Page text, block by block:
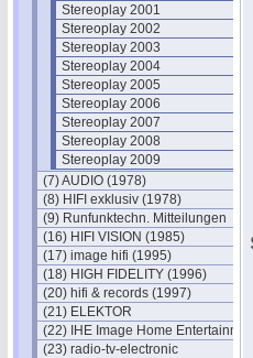
Stereoplay 2001
Stereoplay 2002
Stereoplay 2003
Stereoplay 2004
Stereoplay 2005
Stereoplay 2006
Stereoplay 2007
Stereoplay 2008
Stereoplay 2009
(7) AUDIO (1978)
(8) HIFI exklusiv (1978)
(9) Runfunktechn. Mitteilungen
(16) HIFI VISION (1985)
(17) image hifi (1995)
(18) HIGH FIDELITY (1996)
(20) hifi & records (1997)
(21) ELEKTOR
(22) IHE Image Home Entertainment
(23) radio-tv-electronic